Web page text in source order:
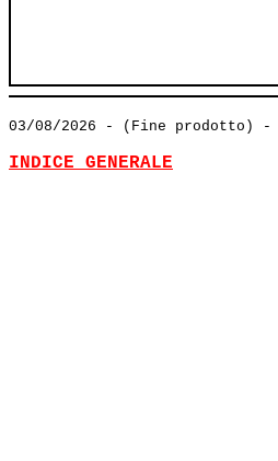
03/08/2026 - (Fine prodotto) -
INDICE GENERALE